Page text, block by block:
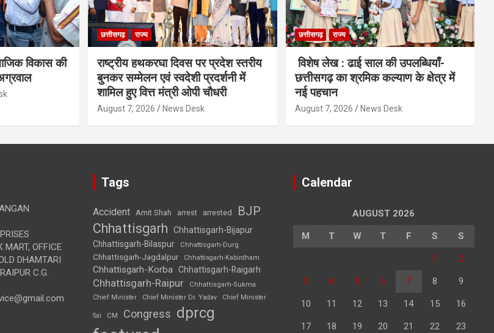
विकास की
छत्तीसगढ़ राज्य
राष्ट्रीय हथकरघा दिवस पर प्रदेश स्तरीय
बुनकर सम्मेलन एवं स्वदेशी प्रदर्शनी में
शामिल हुए वित्त मंत्री ओपी चौधरी
August 7, 2026 News Desk
छत्तीसगढ़ राज्य
विशेष लेख : ढाई साल की उपलब्धियाँ-
छत्तीसगढ़ का श्रमिक कल्याण के क्षेत्र में
नई पहचान
August 7, 2026 News Desk
MART, OFFICE
DHAMTARI
C.G.
Tags
Accident Amit Shah arrest arrested BJP
Chhattisgarh
Chhattisgarh-Bijapur
Chhattisgarh-Bilaspur
Chhattisgarh-Durg
Chhattisgarh-Jagdalpur Chhattisgarh-Kabirdham
Chhattisgarh-Korba Chhattisgarh-Raigarh
Chhattisgarh-Raipur
Chhattisgarh-Sukma
Chief Minister
Chief Minister Dr. Yadav Chief Minister
Sai CM Congress dprcg
Calendar
AUGUST 2026
M T W T F S S
1 2
3 4 5 6 7 8 9
10 11 12 13 14 15 16
17 18 19 20 21 22 23